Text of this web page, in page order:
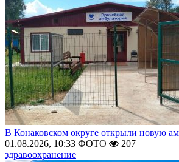
В Конаковском округе открыли новую
01.08.2026, 10:33 ФОТО
207
здравоохранение